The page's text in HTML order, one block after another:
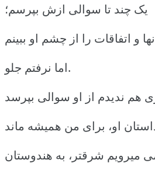
یک چند تا سوالی ازش بپرسم؛
اما نرفتم جلو.